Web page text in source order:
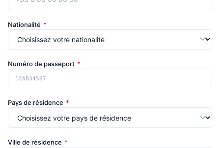
Nationalité *
Numéro de passeport *
Pays de résidence *
Ville de résidence *